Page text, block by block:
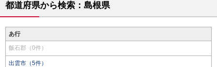
都道府県から検索：島根県
あ行
飯石郡（0件）
出雲市（5件）